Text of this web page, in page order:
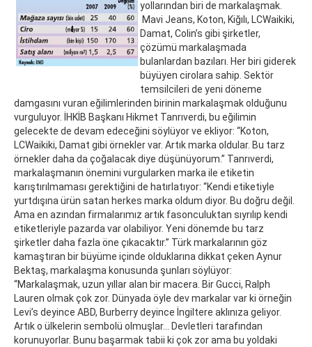
yollarından biri de markalaşmak.
Mavi Jeans, Koton, Kiğılı, LCWaikiki,
Damat, Colin’s gibi şirketler,
çözümü markalaşmada
bulanlardan bazıları. Her biri giderek
büyüyen cirolara sahip. Sektör
temsilcileri de yeni döneme
damgasını vuran eğilimlerinden birinin markalaşmak olduğunu
vurguluyor. İHKİB Başkanı Hikmet Tanrıverdi, bu eğilimin
gelecekte de devam edeceğini söylüyor ve ekliyor: “Koton,
LCWaikiki, Damat gibi örnekler var. Artık marka oldular. Bu tarz
örnekler daha da çoğalacak diye düşünüyorum.” Tanrıverdi,
markalaşmanın önemini vurgularken marka ile etiketin
karıştırılmaması gerektiğini de hatırlatıyor: “Kendi etiketiyle
yurtdışına ürün satan herkes marka oldum diyor. Bu doğru değil.
Ama en azından firmalarımız artık fasonculuktan sıyrılıp kendi
etiketleriyle pazarda var olabiliyor. Yeni dönemde bu tarz
şirketler daha fazla öne çıkacaktır.” Türk markalarının göz
kamaştıran bir büyüme içinde olduklarına dikkat çeken Aynur
Bektaş, markalaşma konusunda şunları söylüyor:
“Markalaşmak, uzun yıllar alan bir macera. Bir Gucci, Ralph
Lauren olmak çok zor. Dünyada öyle dev markalar var ki örneğin
Levi’s deyince ABD, Burberry deyince İngiltere aklınıza geliyor.
Artık o ülkelerin sembolü olmuşlar… Devletleri tarafından
korunuyorlar. Bunu başarmak tabii ki çok zor ama bu yoldaki